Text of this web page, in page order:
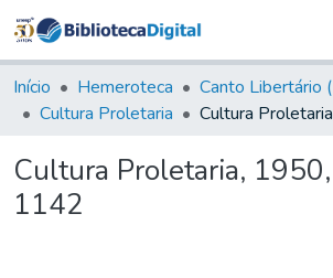
&
Coleções
Tudo na
Digital
Início Hemeroteca
Cultura Proletaria
Cultura Proletaria,
1142